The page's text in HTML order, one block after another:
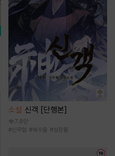
소설 신객 [단행본]
7.8만
#신무협 #복수물 #성장물